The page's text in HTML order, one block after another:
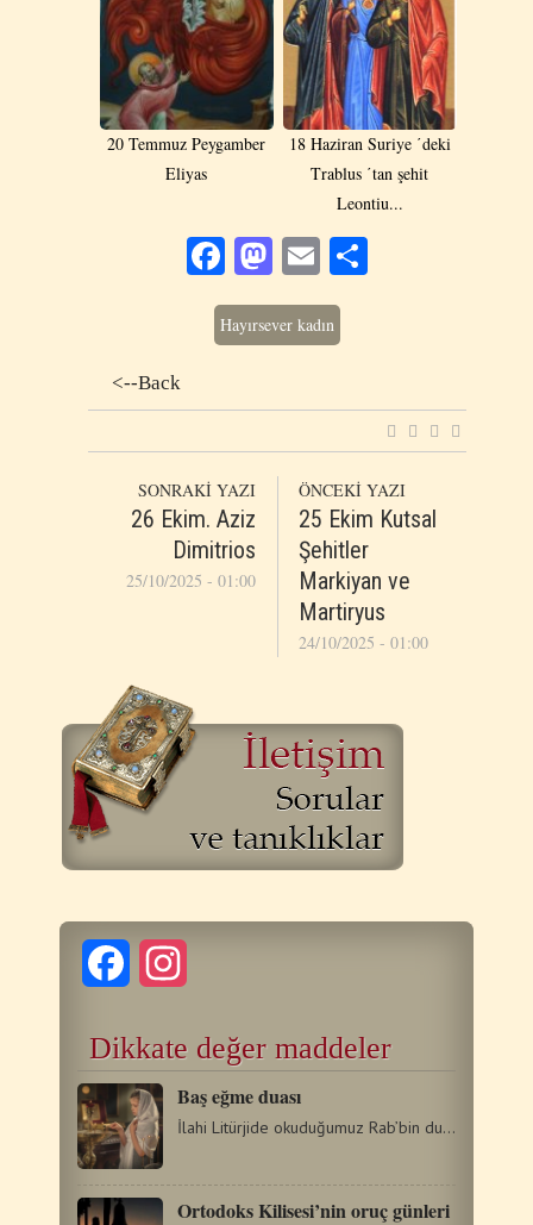
20 Temmuz Peygamber
Eliyas
18 Haziran Suriye ΄deki
Τrablus ΄tan şehit
Leontiu...
Facebook
Mastodon
Email
Hayırsever kadın
<--Back
SONRAKİ YAZI
26 Ekim. Aziz
Dimitrios
25/10/2025 - 01:00
ÖNCEKİ YAZI
25 Ekim Kutsal
Şehitler
Markiyan ve
Martiryus
24/10/2025 - 01:00
Facebook
Dikkate değer maddeler
Baş eğme duası
İlahi Litürjide okuduğumuz Rab’bin duasından sonra Ruhani,…
Ortodoks Kilisesi’nin oruç günleri